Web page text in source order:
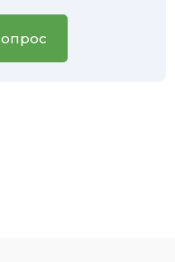
обязательно